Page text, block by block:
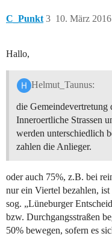
C_Punkt 10. März
3
Hallo,
Helmut_Taunus:
die Gemeindevertretung
Inneroertliche Strassen
werden unterschiedlich
zahlen die Anlieger.
oder auch 75%, z.B. bei
nur ein Viertel bezahlen,
sog. „Lüneburger
bzw. Durchgangsstraßen
50% bewegen, sofern es